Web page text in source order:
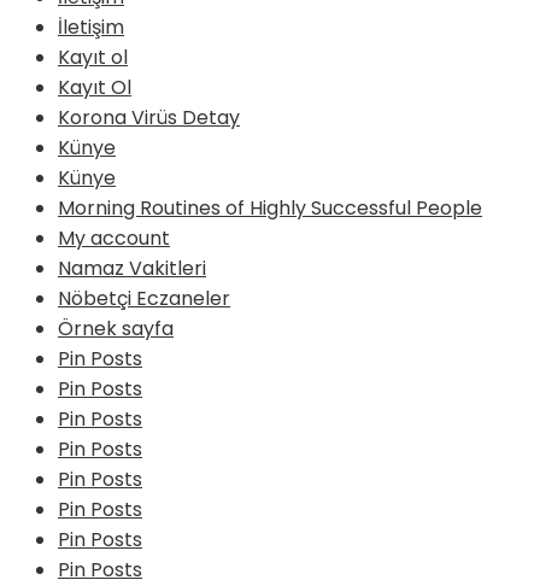
İletişim
Kayıt ol
Kayıt Ol
Korona Virüs Detay
Künye
Künye
Morning Routines of Highly Successful People
My account
Namaz Vakitleri
Nöbetçi Eczaneler
Örnek sayfa
Pin Posts
Pin Posts
Pin Posts
Pin Posts
Pin Posts
Pin Posts
Pin Posts
Pin Posts